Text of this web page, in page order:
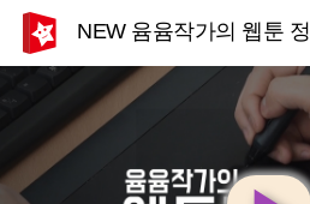
NEW 윰윰작가의 웹툰 정